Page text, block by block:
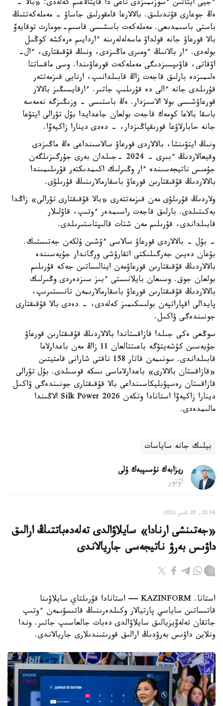
ءجيى ايتاتىن ءسوزىمىزدى تاعى دا قايتالاعىم كەلەدى: «بالا -
ەڭ جوعارى قۇندىلىق. بالالارعا قامقورلىق جاساۋ - مەملەكەتتىڭ
باستى باسىمدىعى. مەملەكەت باسشىسى قاسىم-جومارت توقايەۆ
بالا قورعاۋ جانە قولداۋ ماسەلەلەرىنە ءاردايىم ەرەكشە كوڭىل
بولەدى. ءار بالانىڭ ءومىرى ماڭىزدى، ونىڭ قۇقىقتارى، ءال-
اۋقاتى، قاۋىپسىزدىگى مەملەكەت قورعاۋىندا. وسى ماقساتتا
ەلىمىزدە بارلىق قاجەت زاڭ قابىلدانىپ، ارنايى قىزمەتتەر
قۇرىلدى جانە ءالى دە قۇرىلىپ جاتىر. ءارقايسىڭىز بالالار
قورعاۋشىسى بولا الاسىزدار. ەڭ باستىسى - وزىڭىزگە نەمەسە
باسقا بالاعا كومەك قاجەت بولعان جاعدايدا بۇل تۋرالى ايتۋعا
جانە حابارلاۋعا قورىقپاڭىزدار، - دەدى دينارا زاكيەۆا.
ونىڭ ايتۋىنشا، بالالاردى قورعاۋ سالاسىنداعى ەڭ ماڭىزدى
وقيعالاردىڭ ءبىرى - 2024 -جىلدان بەرى جۇرگىزىلگەن
جۇمىس ناتيجەسىندە ءار وڭىرلىك اكىمدىكتەر قۇرىلىمىندا
بالالاردىڭ قۇقىقتارىن قورعاۋ باسقارمالارىنىڭ قۇرىلۋى.
ولاردىڭ قۇرىلۋى مەن قىزمەتتەرى «بالا قۇقىقتارى تۋرالى» زاڭدا
بەكىتىلدى. بارلىق قاجەت راسىمدەر ءوتىپ، قاۋلىلار
قابىلداندى، قۇرىلىم مەن شتات قالىپتاستىرىلدى.
- بۇل - بالالاردى قورعاۋ سالاسى ءۇشىن ۇلكەن جەتىستىك.
بۇعان دەيىن جەرگىلىكتى اتقارۋشى ورگاندار جۇيەسىندە
بالالاردىڭ قۇقىقتارىن قورعاۋمەن اينالىساتىن جەكە قۇرىلىم
بولعان جوق. وسىعان بايلانىستى ءبىز سىزدەردى وڭىرلىك
بالالاردىڭ قۇقىقتارىن قورعاۋ باسقارمالارىمەن تانىستىرىپ،
پايدالى اقپاراتپەن بولىسكىمىز كەلەدى، - دەدى بالا قۇقىقتارى
جونىندەگى ۋاكىل.
سوڭعى ەكى جىلدا قازاقستاندا بالالاردىڭ قۇقىقتارىن قورعاۋ
جۇيەسىن كۇشەيتۋگە باعىتتالعان 11 زاڭ مەن باعدارلاما
قابىلداندى. سونىمەن قاتار 158 ناقتى شارانى قامتيتىن
«قازاقستان بالالارى» باعدارلاماسى ىسكە قوسىلدى. بۇل تۋرالى
قازاقستان رەسپۋبليكاسىنداعى بالا قۇقىقتارى جونىندەگى ۋاكىل
دينارا زاكيەۆا استانادا وتكەن Silk Power 2026 الاڭىندا
مالىمدەدى.
بيلىك جانە ساياسات
ريزابەك نۇسىپبەك ۇلى
اۆتور
23:34, 05 تامىز 2026
«جەتىنشى ارنادا» سايلاۋالدى تەلەدەباتتىڭ ارالىق
داۋىس بەرۋ ناتيجەسى جاريالاندى
استانا. KAZINFORM — استانادا قۇرىلتاي سايلاۋىنا
قاتىساتىن ساياسي پارتيالار وكىلدەرىنىڭ قاتىسۋىمەن ءوتىپ
جاتقان تەلەۆيزيالىق سايلاۋالدى دەبات جالعاسىپ جاتىر. وندا
ونلاين داۋىس بەرۋدىڭ ارالىق قورىتىندىلارى جاريالاندى.